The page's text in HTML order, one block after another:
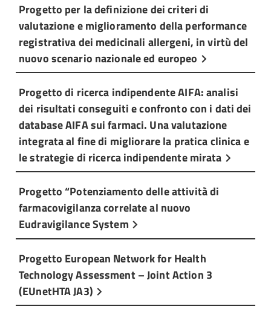
Progetto per la definizione dei criteri di
valutazione e miglioramento della performance
registrativa dei medicinali allergeni, in virtù del
nuovo scenario nazionale ed europeo
Progetto di ricerca indipendente AIFA: analisi
dei risultati conseguiti e confronto con i dati dei
database AIFA sui farmaci. Una valutazione
integrata al fine di migliorare la pratica clinica e
le strategie di ricerca indipendente mirata
Progetto “Potenziamento delle attività di
farmacovigilanza correlate al nuovo
Eudravigilance System
Progetto European Network for Health
Technology Assessment – Joint Action 3
(EUnetHTA JA3)